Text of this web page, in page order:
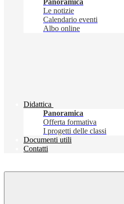
Panoramica
Le notizie
Calendario eventi
Albo online
Didattica
Panoramica
Offerta formativa
I progetti delle classi
Documenti utili
Contatti